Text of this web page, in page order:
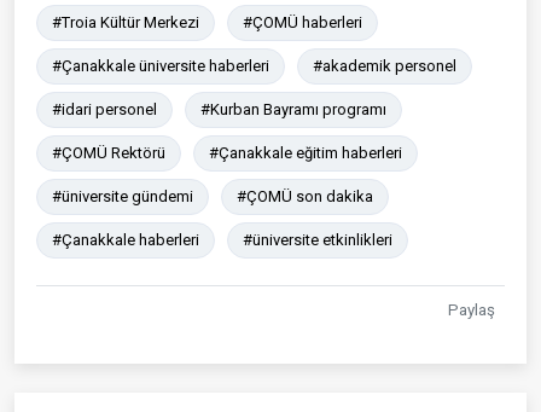
#Troia Kültür Merkezi #ÇOMÜ haberleri
#Çanakkale üniversite haberleri #akademik personel
#idari personel #Kurban Bayramı programı
#ÇOMÜ Rektörü #Çanakkale eğitim haberleri
#üniversite gündemi #ÇOMÜ son dakika
#Çanakkale haberleri #üniversite etkinlikleri
Paylaş